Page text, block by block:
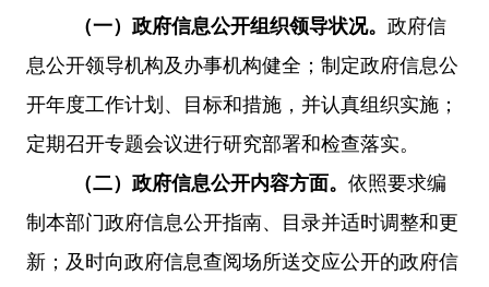
（一）政府信息公开组织领导状况。 政府信
息公开领导机构及办事机构健全；制定政府信息公
开年度工作计划、目标和措施，并认真组织实施；
定期召开专题会议进行研究部署和检查落实。
（二）政府信息公开内容方面。 依照要求编
制本部门政府信息公开指南、目录并适时调整和更
新；及时向政府信息查阅场所送交应公开的政府信